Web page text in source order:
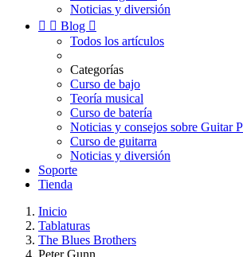
Noticias y diversión
  Blog 
Todos los artículos
Categorías
Curso de bajo
Teoría musical
Curso de batería
Noticias y consejos sobre Guitar
Curso de guitarra
Noticias y diversión
Soporte
Tienda
Inicio
Tablaturas
The Blues Brothers
Peter Gunn